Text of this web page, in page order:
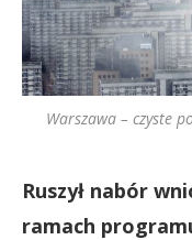
Warszawa – czyste
Ruszył nabór
ramach